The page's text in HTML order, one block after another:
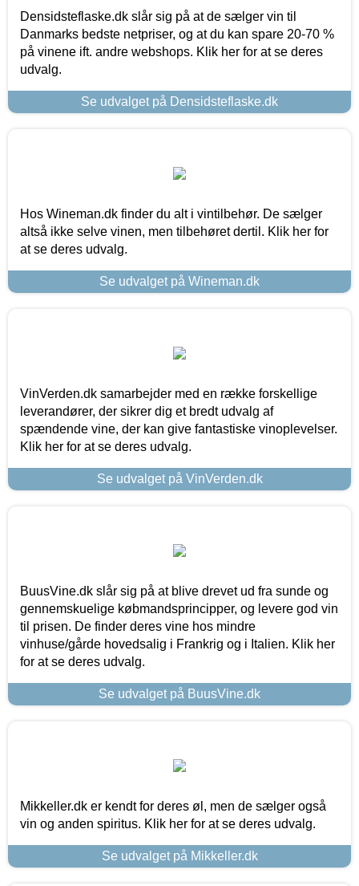
Densidsteflaske.dk slår sig på at de sælger vin til
Danmarks bedste netpriser, og at du kan spare 20-70 %
på vinene ift. andre webshops. Klik her for at se deres
udvalg.
Se udvalget på Densidsteflaske.dk
Hos Wineman.dk finder du alt i vintilbehør. De sælger
altså ikke selve vinen, men tilbehøret dertil. Klik her for
at se deres udvalg.
Se udvalget på Wineman.dk
VinVerden.dk samarbejder med en række forskellige
leverandører, der sikrer dig et bredt udvalg af
spændende vine, der kan give fantastiske vinoplevelser.
Klik her for at se deres udvalg.
Se udvalget på VinVerden.dk
BuusVine.dk slår sig på at blive drevet ud fra sunde og
gennemskuelige købmandsprincipper, og levere god vin
til prisen. De finder deres vine hos mindre
vinhuse/gårde hovedsalig i Frankrig og i Italien. Klik her
for at se deres udvalg.
Se udvalget på BuusVine.dk
Mikkeller.dk er kendt for deres øl, men de sælger også
vin og anden spiritus. Klik her for at se deres udvalg.
Se udvalget på Mikkeller.dk